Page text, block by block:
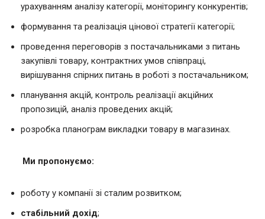
урахуванням аналізу категорії, моніторингу конкурентів;
формування та реалізація цінової стратегії категорії;
проведення переговорів з постачальниками з питань
закупівлі товару, контрактних умов співпраці,
вирішування спірних питань в роботі з постачальником;
планування акцій, контроль реалізації акційних
пропозицій, аналіз проведених акцій;
розробка планограм викладки товару в магазинах.
Ми пропонуємо:
роботу у компанії зі сталим розвитком;
стабільний дохід;